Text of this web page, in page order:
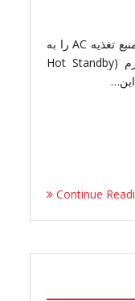
به کمک این دستگاه، می توان یک منبع تغذیه AC را به
عنوان تغذیه پشتیبان آماده به کار گرم (Hot Standby
Continue